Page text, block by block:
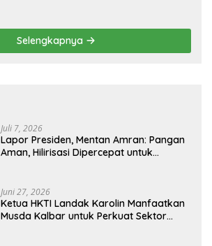
Selengkapnya
Juli 7, 2026
Lapor Presiden, Mentan Amran: Pangan
Aman, Hilirisasi Dipercepat untuk
Juni 27, 2026
Ketua HKTI Landak Karolin Manfaatkan
Musda Kalbar untuk Perkuat Sektor